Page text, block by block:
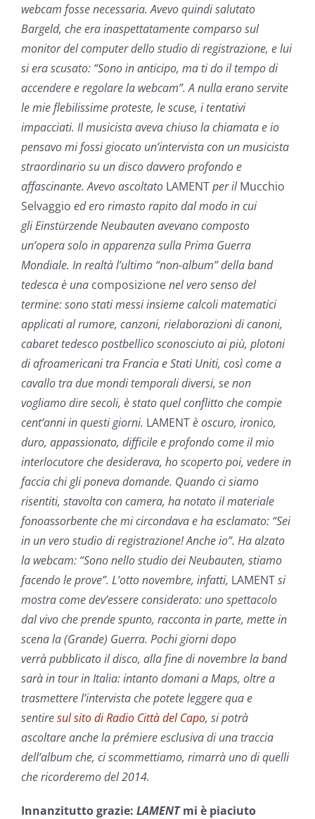
webcam fosse necessaria. Avevo quindi salutato
Bargeld, che era inaspettatamente comparso sul
monitor del computer dello studio di registrazione, e lui
si era scusato: “Sono in anticipo, ma ti do il tempo di
accendere e regolare la webcam”. A nulla erano servite
le mie flebilissime proteste, le scuse, i tentativi
impacciati. Il musicista aveva chiuso la chiamata e io
pensavo mi fossi giocato un’intervista con un musicista
straordinario su un disco davvero profondo e
affascinante. Avevo ascoltato LAMENTper ilMucchio
Selvaggio ed ero rimasto rapito dal modo in cui
gli Einstürzende Neubauten avevano composto
un’opera solo in apparenza sulla Prima Guerra
Mondiale. In realtà l’ultimo “non-album” della band
tedesca è una composizionenel vero senso del
termine: sono stati messi insieme calcoli matematici
applicati al rumore, canzoni, rielaborazioni di canoni,
cabaret tedesco postbellico sconosciuto ai più, plotoni
di afroamericani tra Francia e Stati Uniti, così come a
cavallo tra due mondi temporali diversi, se non
vogliamo dire secoli, è stato quel conflitto che compie
cent’anni in questi giorni. LAMENTè oscuro, ironico,
duro, appassionato, difficile e profondo come il mio
interlocutore che desiderava, ho scoperto poi, vedere in
faccia chi gli poneva domande. Quando ci siamo
risentiti, stavolta con camera, ha notato il materiale
fonoassorbente che mi circondava e ha esclamato: “Sei
in un vero studio di registrazione! Anche io”. Ha alzato
la webcam: “Sono nello studio dei Neubauten, stiamo
facendo le prove”. L’otto novembre, infatti, LAMENTsi
mostra come dev’essere considerato: uno spettacolo
dal vivo che prende spunto, racconta in parte, mette in
scena la (Grande) Guerra. Pochi giorni dopo
verrà pubblicato il disco, alla fine di novembre la band
sarà in tour in Italia: intanto domani a Maps, oltre a
trasmettere l’intervista che potete leggere qua e
sentiresul sito di Radio Città del Capo, si potrà
ascoltare anche la prémiere esclusiva di una traccia
dell’album che, ci scommettiamo, rimarrà uno di quelli
che ricorderemo del 2014.
Innanzitutto grazie: LAMENTmi è piaciuto